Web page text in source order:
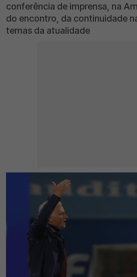
conferência de imprensa, na
do encontro, da continuidade
temas da atualidade